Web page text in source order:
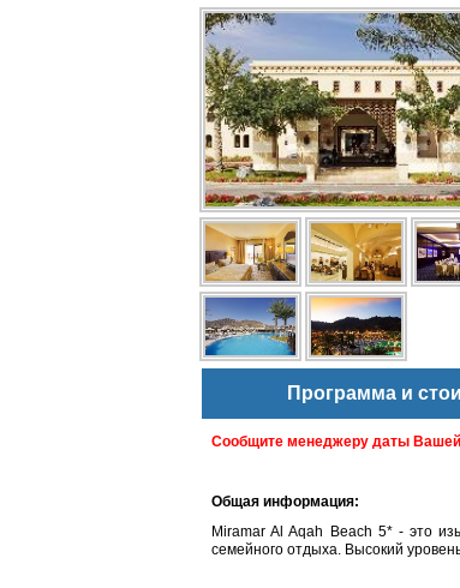
Программа и
Сообщите менеджеру даты Вашей
Общая информация:
Miramar Al Aqah Beach 5* - это
семейного отдыха. Высокий